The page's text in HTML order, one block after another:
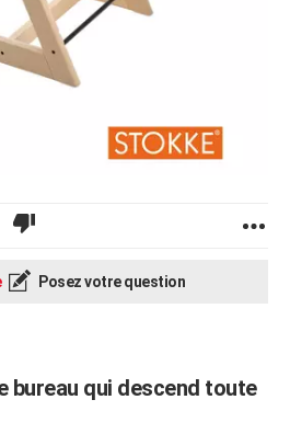
Posez votre question
bureau qui descend toute